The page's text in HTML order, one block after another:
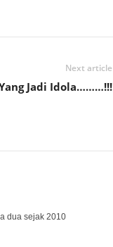
Next article
Jadi Idola………!!!
dua sejak 2010